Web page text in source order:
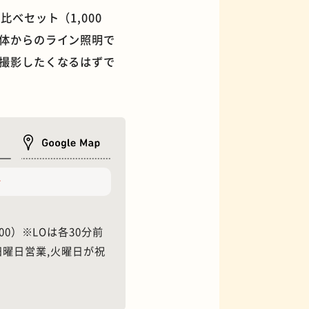
べセット（1,000
からのライン照明で
影したくなるはずで
）※LOは各30分前
日営業,火曜日が祝